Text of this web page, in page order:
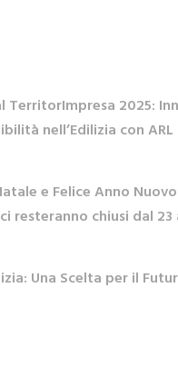
TerritorImpresa 2025:
nell’Edilizia con
e Felice Anno
resteranno chiusi dal 23
Una Scelta per il